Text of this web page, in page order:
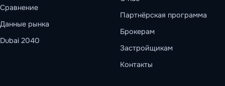
Сравнение
Данные рынка
Dubai 2040
Партнёрская программа
Брокерам
Застройщикам
Контакты